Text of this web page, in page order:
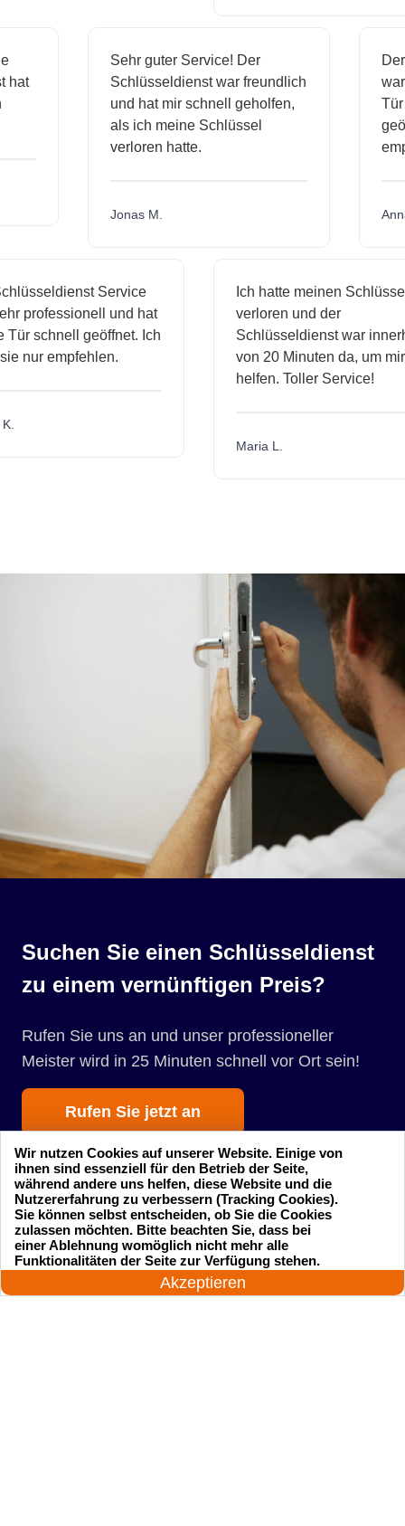
hat
Sehr guter Service! Der
Schlüsseldienst war freundlich
und hat mir schnell geholfen,
als ich meine Schlüssel
verloren hatte.
Jonas M.
Service
professionell und hat
schnell geöffnet. Ich
nur empfehlen.
Ich hatte meinen Schlüssel
verloren und der
Schlüsseldienst war
von 20 Minuten da, um mir
helfen. Toller Service!
Maria L.
Suchen Sie einen Schlüsseldienst
zu einem vernünftigen Preis?
Rufen Sie uns an und unser professioneller
Meister wird in 25 Minuten schnell vor Ort sein!
Rufen Sie jetzt an
Startseite Einsatzgebiete
Preise
24 Stunden am Tag
Akzeptieren
Wir nutzen Cookies auf unserer Website. Einige von
ihnen sind essenziell für den Betrieb der Seite,
während andere uns helfen, diese Website und die
Nutzererfahrung zu verbessern (Tracking Cookies).
Sie können selbst entscheiden, ob Sie die Cookies
zulassen möchten. Bitte beachten Sie, dass bei
einer Ablehnung womöglich nicht mehr alle
Funktionalitäten der Seite zur Verfügung stehen.